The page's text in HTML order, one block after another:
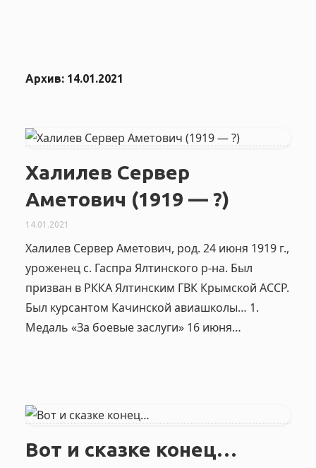
Архив: 14.01.2021
Халилев Сервер
Аметович (1919 — ?)
14.01.2021
Халилев Сервер Аметович, род. 24 июня 1919 г.,
уроженец с. Гаспра Ялтинского р-на. Был
призван в РККА Ялтинским ГВК Крымской АССР.
Был курсантом Качинской авиашколы… 1.
Медаль «За боевые заслуги» 16 июня…
Вот и сказке конец…